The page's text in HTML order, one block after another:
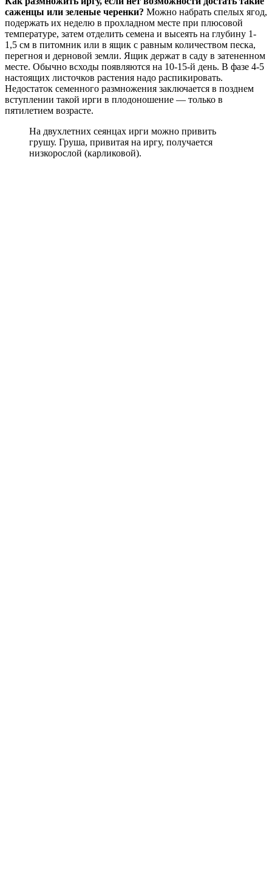
саженцы или зеленые черенки? Можно набрать спелых ягод,
подержать их неделю в прохладном месте при плюсовой
температуре, затем отделить семена и высеять на глубину 1-
1,5 см в питомник или в ящик с равным количеством песка,
перегноя и дерновой земли. Ящик держат в саду в затененном
месте. Обычно всходы появляются на 10-15-й день. В фазе 4-5
настоящих листочков растения надо распикировать.
Недостаток семенного размножения заключается в позднем
вступлении такой ирги в плодоношение — только в
пятилетием возрасте.
На двухлетних сеянцах ирги можно привить
грушу. Груша, привитая на иргу, получается
низкорослой (карликовой).